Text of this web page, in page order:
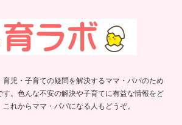
児・子育ての疑問を解決するママ・パパのため
。色んな不安の解決や子育てに有益な情報をど
れからママ・パパになる人もどうぞ。